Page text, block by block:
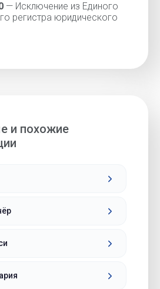
— Исключение из Единого
регистра юридического
и похожие